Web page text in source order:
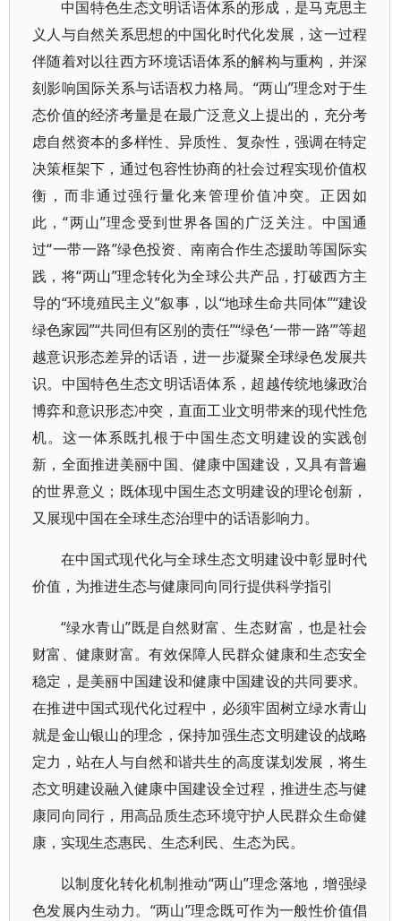
中国特色生态文明话语体系的形成，是马克思主
义人与自然关系思想的中国化时代化发展，这一过程
伴随着对以往西方环境话语体系的解构与重构，并深
刻影响国际关系与话语权力格局。“两山”理念对于生
态价值的经济考量是在最广泛意义上提出的，充分考
虑自然资本的多样性、异质性、复杂性，强调在特定
决策框架下，通过包容性协商的社会过程实现价值权
衡，而非通过强行量化来管理价值冲突。正因如
此，“两山”理念受到世界各国的广泛关注。中国通
过“一带一路”绿色投资、南南合作生态援助等国际实
践，将“两山”理念转化为全球公共产品，打破西方主
导的“环境殖民主义”叙事，以“地球生命共同体”“建设
绿色家园”“共同但有区别的责任”“绿色‘一带一路’”等超
越意识形态差异的话语，进一步凝聚全球绿色发展共
识。中国特色生态文明话语体系，超越传统地缘政治
博弈和意识形态冲突，直面工业文明带来的现代性危
机。这一体系既扎根于中国生态文明建设的实践创
新，全面推进美丽中国、健康中国建设，又具有普遍
的世界意义；既体现中国生态文明建设的理论创新，
又展现中国在全球生态治理中的话语影响力。
在中国式现代化与全球生态文明建设中彰显时代
价值，为推进生态与健康同向同行提供科学指引
“绿水青山”既是自然财富、生态财富，也是社会
财富、健康财富。有效保障人民群众健康和生态安全
稳定，是美丽中国建设和健康中国建设的共同要求。
在推进中国式现代化过程中，必须牢固树立绿水青山
就是金山银山的理念，保持加强生态文明建设的战略
定力，站在人与自然和谐共生的高度谋划发展，将生
态文明建设融入健康中国建设全过程，推进生态与健
康同向同行，用高品质生态环境守护人民群众生命健
康，实现生态惠民、生态利民、生态为民。
以制度化转化机制推动“两山”理念落地，增强绿
色发展内生动力。“两山”理念既可作为一般性价值倡